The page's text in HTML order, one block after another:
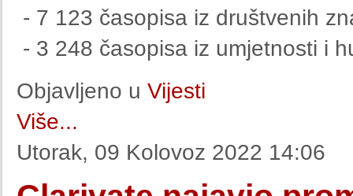
- 7 123 časopisa iz društvenih
- 3 248 časopisa iz umjetnosti i
Objavljeno u Vijesti
Više...
Utorak, 09 Kolovoz 2022 14:06